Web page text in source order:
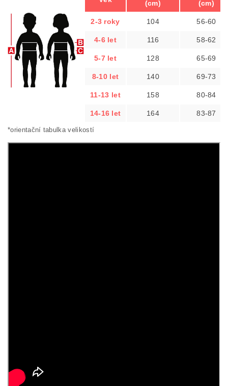
(cm)
(cm)
2-3 roky 104 56-60
4-6 let 116 58-62
5-7 let 128 65-69
8-10 let 140 69-73
11-13 let 158 80-84
14-16 let 164 83-87
*orientační tabulka velikostí